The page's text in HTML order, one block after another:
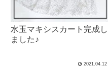
水玉マキシスカート完成し
ました♪
2021.04.12